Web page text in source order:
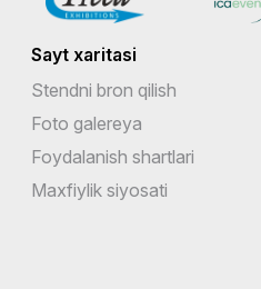
Sayt xaritasi
Stendni bron qilish
Foto galereya
Foydalanish shartlari
Maxfiylik siyosati